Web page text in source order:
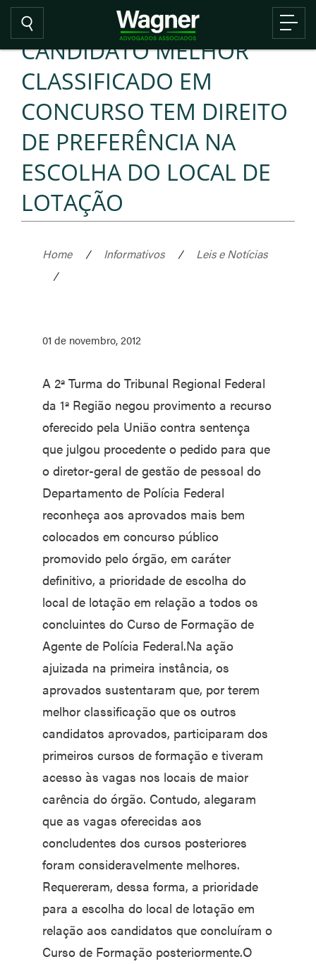
CANDIDATO MELHOR
CLASSIFICADO EM
CONCURSO TEM DIREITO
DE PREFERÊNCIA NA
ESCOLHA DO LOCAL DE
LOTAÇÃO
Home / Informativos /
Leis e Notícias
/
01 de novembro, 2012
A 2ª Turma do Tribunal Regional Federal
da 1ª Região negou provimento a recurso
oferecido pela União contra sentença
que julgou procedente o pedido para que
o diretor-geral de gestão de pessoal do
Departamento de Polícia Federal
reconheça aos aprovados mais bem
colocados em concurso público
promovido pelo órgão, em caráter
definitivo, a prioridade de escolha do
local de lotação em relação a todos os
concluintes do Curso de Formação de
Agente de Polícia Federal.Na ação
ajuizada na primeira instância, os
aprovados sustentaram que, por terem
melhor classificação que os outros
candidatos aprovados, participaram dos
primeiros cursos de formação e tiveram
acesso às vagas nos locais de maior
carência do órgão. Contudo, alegaram
que as vagas oferecidas aos
concludentes dos cursos posteriores
foram consideravelmente melhores.
Requereram, dessa forma, a prioridade
para a escolha do local de lotação em
relação aos candidatos que concluíram o
Curso de Formação posteriormente.O